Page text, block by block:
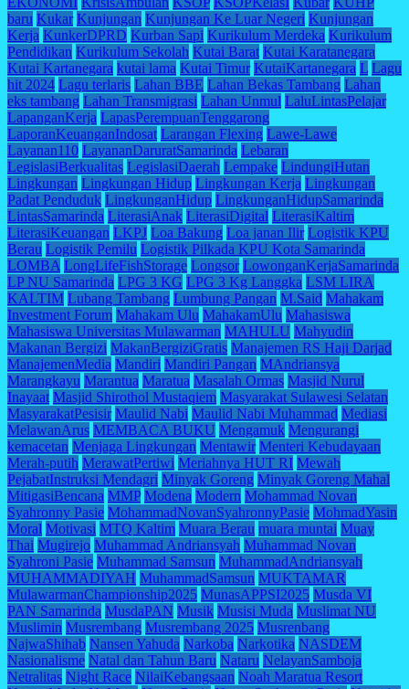
baru Kukar Kunjungan Kunjungan Ke Luar Negeri Kunjungan
Kerja KunkerDPRD Kurban Sapi Kurikulum Merdeka Kurikulum
Pendidikan Kurikulum Sekolah Kutai Barat Kutai Karatanegara
Kutai Kartanegara kutai lama Kutai Timur KutaiKartanegara L Lagu
hit 2024 Lagu terlaris Lahan BBE Lahan Bekas Tambang Lahan
eks tambang Lahan Transmigrasi Lahan Unmul LaluLintasPelajar
LapanganKerja LapasPerempuanTenggarong
LaporanKeuanganIndosat Larangan Flexing Lawe-Lawe
Layanan110 LayananDaruratSamarinda Lebaran
LegislasiBerkualitas LegislasiDaerah Lempake LindungiHutan
Lingkungan Lingkungan Hidup Lingkungan Kerja Lingkungan
Padat Penduduk LingkunganHidup LingkunganHidupSamarinda
LintasSamarinda LiterasiAnak LiterasiDigital LiterasiKaltim
LiterasiKeuangan LKPJ Loa Bakung Loa janan Ilir Logistik KPU
Berau Logistik Pemilu Logistik Pilkada KPU Kota Samarinda
LOMBA LongLifeFishStorage Longsor LowonganKerjaSamarinda
LP NU Samarinda LPG 3 KG LPG 3 Kg Langgka LSM LIRA
KALTIM Lubang Tambang Lumbung Pangan M.Said Mahakam
Investment Forum Mahakam Ulu MahakamUlu Mahasiswa
Mahasiswa Universitas Mulawarman MAHULU Mahyudin
Makanan Bergizi MakanBergiziGratis Manajemen RS Haji Darjad
ManajemenMedia Mandiri Mandiri Pangan MAndriansya
Marangkayu Marantua Maratua Masalah Ormas Masjid Nurul
Inayaat Masjid Shirothol Mustaqiem Masyarakat Sulawesi Selatan
MasyarakatPesisir Maulid Nabi Maulid Nabi Muhammad Mediasi
MelawanArus MEMBACA BUKU Mengamuk Mengurangi
kemacetan Menjaga Lingkungan Mentawir Menteri Kebudayaan
Merah-putih MerawatPertiwi Meriahnya HUT RI Mewah
PejabatInstruksi Mendagri Minyak Goreng Minyak Goreng Mahal
MitigasiBencana MMP Modena Modern Mohammad Novan
Syahronny Pasie MohammadNovanSyahronnyPasie MohmadYasin
Moral Motivasi MTQ Kaltim Muara Berau muara muntai Muay
Thai Mugirejo Muhammad Andriansyah Muhammad Novan
Syahroni Pasie Muhammad Samsun MuhammadAndriansyah
MUHAMMADIYAH MuhammadSamsun MUKTAMAR
MulawarmanChampionship2025 MunasAPPSI2025 Musda VI
PAN Samarinda MusdaPAN Musik Musisi Muda Muslimat NU
Muslimin Musrembang Musrembang 2025 Musrenbang
NajwaShihab Nansen Yahuda Narkoba Narkotika NASDEM
Nasionalisme Natal dan Tahun Baru Nataru NelayanSamboja
Netralitas Night Race NilaiKebangsaan Noah Maratua Resort